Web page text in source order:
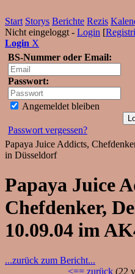
Start Storys Berichte Rezis
Nicht eingeloggt - Login [
Login X
BS-Nummer oder Email:
Passwort:
Angemeldet bleiben
Passwort vergessen?
Papaya Juice Addicts,
in Düsseldorf
Papaya Juice
Chefdenker,
10.09.04 im
...zurück zum Bericht...
<== zurück (22